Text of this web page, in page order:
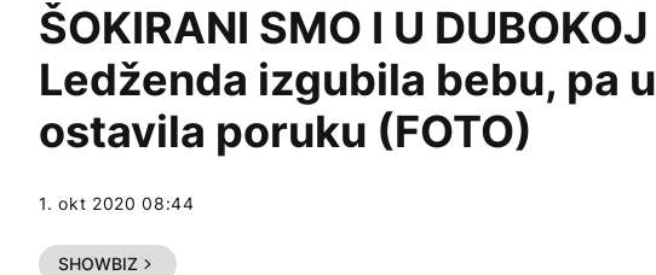
ŠOKIRANI SMO I U
Ledženda izgubila bebu, pa
ostavila poruku (FOTO)
1. okt 2020 08:44
SHOWBIZ